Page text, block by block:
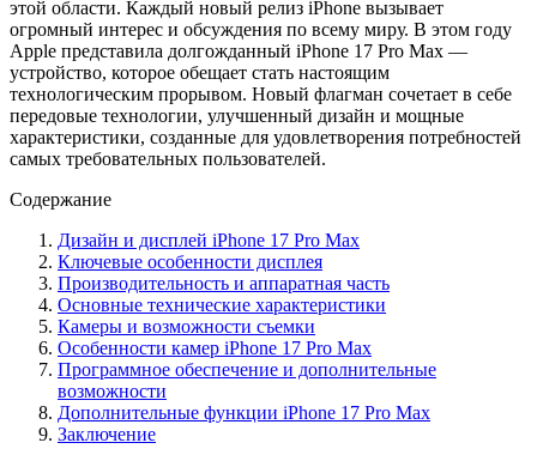
этой области. Каждый новый релиз iPhone вызывает
огромный интерес и обсуждения по всему миру. В этом году
Apple представила долгожданный iPhone 17 Pro Max —
устройство, которое обещает стать настоящим
технологическим прорывом. Новый флагман сочетает в себе
передовые технологии, улучшенный дизайн и мощные
характеристики, созданные для удовлетворения потребностей
самых требовательных пользователей.
Содержание
Дизайн и дисплей iPhone 17 Pro Max
Ключевые особенности дисплея
Производительность и аппаратная часть
Основные технические характеристики
Камеры и возможности съемки
Особенности камер iPhone 17 Pro Max
Программное обеспечение и дополнительные
возможности
Дополнительные функции iPhone 17 Pro Max
Заключение